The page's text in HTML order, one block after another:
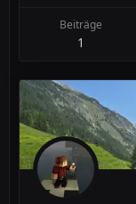
Beiträge
1